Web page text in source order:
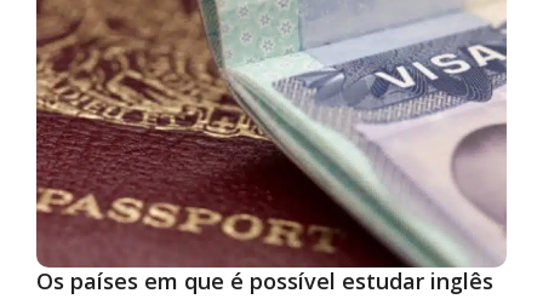
Os países em que é possível estudar inglês